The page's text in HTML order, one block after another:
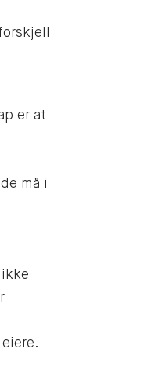
er at
må i